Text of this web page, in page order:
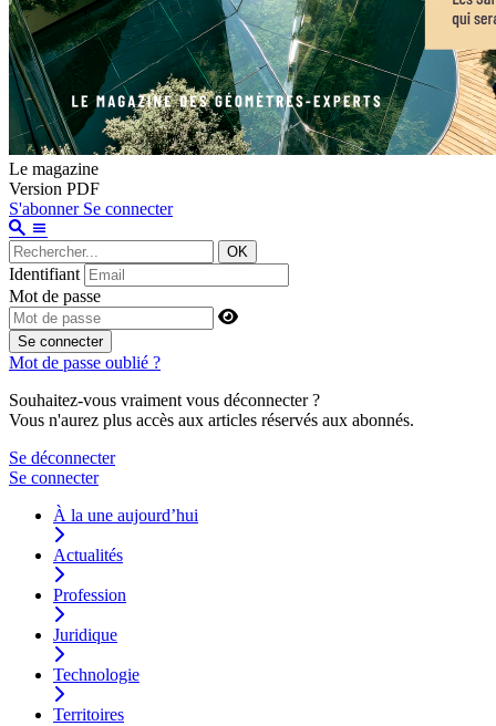
Le magazine
Version PDF
S'abonner Se connecter
OK
Identifiant
Mot de passe
Se connecter
Mot de passe oublié ?
Souhaitez-vous vraiment vous déconnecter ?
Vous n'aurez plus accès aux articles réservés aux abonnés.
Se déconnecter
Se connecter
À la une aujourd’hui
Actualités
Profession
Juridique
Technologie
Territoires